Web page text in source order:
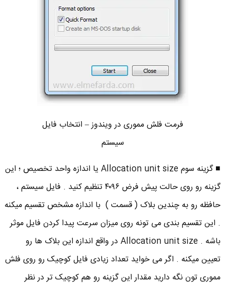
فرمت فلش مموری در ویندوز – انتخاب فایل
سیستم
■ گزینه سوم Allocation unit size یا اندازه واحد تخصیص ؛ این
گزینه رو روی حالت پیش فرض ۴۰۹۶ تنظیم کنید . فایل سیستم ،
حافظه رو به چندین بلاک ( قسمت ) با اندازه مشخص تقسیم میکنه
. این تقسیم بندی می تونه روی میزان سرعت پیدا کردن فایل موثر
باشه . Allocation unit size در واقع اندازه این بلاک ها رو
تعیین میکنه . اگر می خواید تعداد زیادی فایل کوچیک رو روی فلش
مموری تون نگه دارید مقدار این گزینه رو هم کوچیک تر در نظر